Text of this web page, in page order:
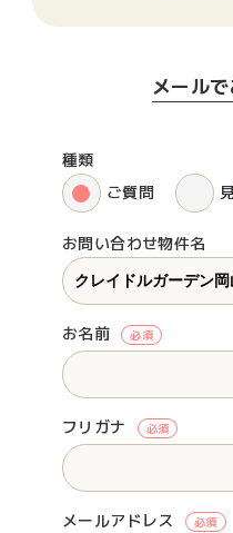
メール
種類
ご質問
お問い合わせ物件名
お名前 必須
フリガナ 必須
メールアドレス 必須